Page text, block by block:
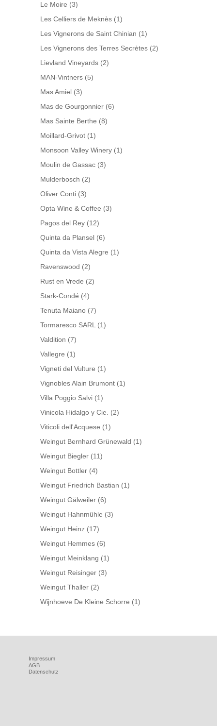
Le Moire (3)
Les Celliers de Meknès (1)
Les Vignerons de Saint Chinian (1)
Les Vignerons des Terres Secrètes (2)
Lievland Vineyards (2)
MAN-Vintners (5)
Mas Amiel (3)
Mas de Gourgonnier (6)
Mas Sainte Berthe (8)
Moillard-Grivot (1)
Monsoon Valley Winery (1)
Moulin de Gassac (3)
Mulderbosch (2)
Oliver Conti (3)
Opta Wine & Coffee (3)
Pagos del Rey (12)
Quinta da Plansel (6)
Quinta da Vista Alegre (1)
Ravenswood (2)
Rust en Vrede (2)
Stark-Condé (4)
Tenuta Maiano (7)
Tormaresco SARL (1)
Valdition (7)
Vallegre (1)
Vigneti del Vulture (1)
Vignobles Alain Brumont (1)
Villa Poggio Salvi (1)
Vinicola Hidalgo y Cie.
(2)
Viticoli dell'Acquese (1)
Weingut Bernhard Grünewald (1)
Weingut Biegler (11)
Weingut Bottler (4)
Weingut Friedrich Bastian (1)
Weingut Gälweiler (6)
Weingut Hahnmühle (3)
Weingut Heinz (17)
Weingut Hemmes (6)
Weingut Meinklang (1)
Weingut Reisinger (3)
Weingut Thaller (2)
Wijnhoeve De Kleine Schorre (1)
Impressum
AGB
Datenschutz